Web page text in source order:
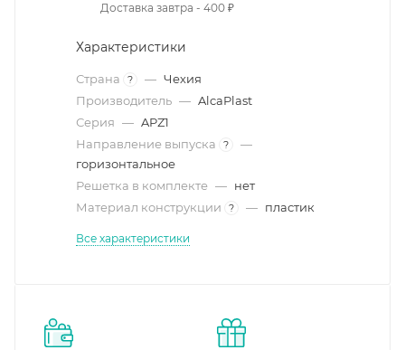
Доставка завтра - 400 ₽
Характеристики
Страна ? — Чехия
Производитель — AlcaPlast
Серия — APZ1
Направление выпуска
?
—
горизонтальное
Решетка в комплекте — нет
Материал конструкции
? — пластик
Все характеристики